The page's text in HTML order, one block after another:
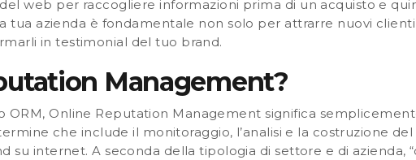
web per raccogliere informazioni prima di un acquisto e
tua azienda è fondamentale non solo per attrarre nuovi
in testimonial del tuo brand.
Management?
ORM, Online Reputation Management significa
che include il monitoraggio, l’analisi e la costruzione
su internet. A seconda della tipologia di settore e di azienda,